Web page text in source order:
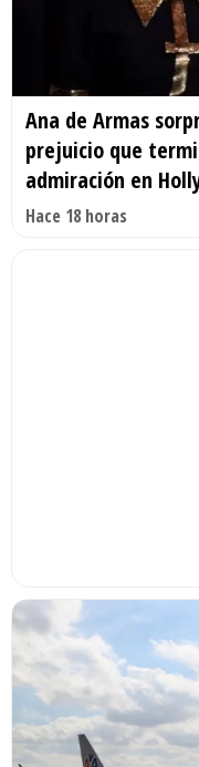
Ana de Armas
prejuicio que
admiración en
Hace 18 horas